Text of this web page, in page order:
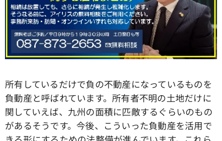
所有しているだけで負の不動産になっているものを
負動産と呼ばれています。所有者不明の土地だけに
関していえば、九州の面積に匹敵するぐらいのもの
があるそうです。今後、こういった負動産を活用で